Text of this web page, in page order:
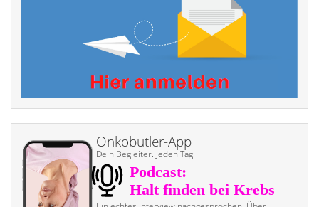
Onkobutler-App
Dein Begleiter. Jeden Tag.